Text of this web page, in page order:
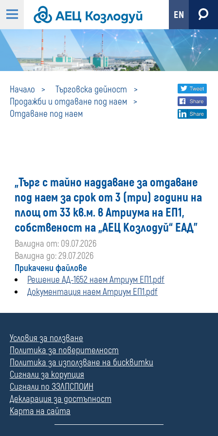
EN
Начало
Търговска дейност
Продажби и отдаване под наем
Отдаване под наем
ОтдаванеShare
social
„Търг с тайно наддаване за отдаване
под наем за срок от 3 (три) години на
площ от 33 кв.м. в Атриума на ЕП1,
собственост на „АЕЦ Козлодуй“ ЕАД”
Валидна от: 09.07.2026
Валидна до: 29.07.2026
Прикачени файлове
Решение АД-1652 наем Атриум ЕП1.pdf
Документация наем Атриум ЕП1.pdf
Условия за ползване
Политика за поверителност
Политика за използване на бисквитки
Сигнали за корупция
Сигнали по ЗЗЛПСПОИН
Декларация за достъпност
Карта на сайта